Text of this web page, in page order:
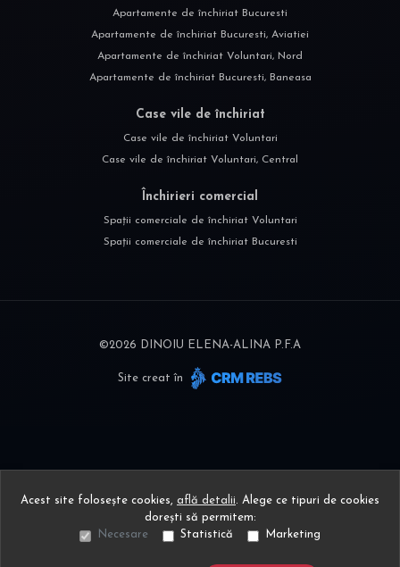
Apartamente de închiriat Bucuresti
Apartamente de închiriat Bucuresti, Aviatiei
Apartamente de închiriat Voluntari, Nord
Apartamente de închiriat Bucuresti, Baneasa
Case vile de închiriat
Case vile de închiriat Voluntari
Case vile de închiriat Voluntari, Central
Închirieri comercial
Spații comerciale de închiriat Voluntari
Spații comerciale de închiriat Bucuresti
©2026 DINOIU ELENA-ALINA P.F.A
Site creat în
Acest site folosește cookies, află detalii. Alege ce tipuri de cookies
dorești să permitem:
Necesare
Statistică Marketing